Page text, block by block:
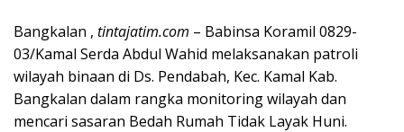
Bangkalan , tintajatim.com – Babinsa Koramil 0829-
03/Kamal Serda Abdul Wahid melaksanakan patroli
wilayah binaan di Ds. Pendabah, Kec. Kamal Kab.
Bangkalan dalam rangka monitoring wilayah dan
mencari sasaran Bedah Rumah Tidak Layak Huni.